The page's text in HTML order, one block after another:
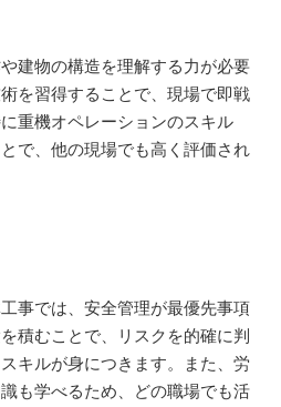
建物の構造を理解する力が必要
を習得することで、現場で即戦
重機オペレーションのスキル
で、他の現場でも高く評価され
事では、安全管理が最優先事項
積むことで、リスクを的確に判
キルが身につきます。また、労
も学べるため、どの職場でも活